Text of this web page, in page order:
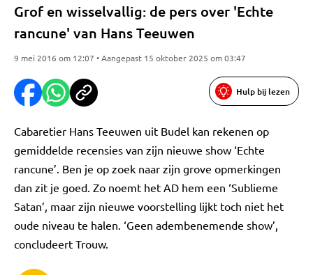
Grof en wisselvallig: de pers over 'Echte
rancune' van Hans Teeuwen
9 mei 2016 om 12:07 • Aangepast 15 oktober 2025 om 03:47
Hulp bij lezen
Cabaretier Hans Teeuwen uit Budel kan rekenen op
gemiddelde recensies van zijn nieuwe show ‘Echte
rancune’. Ben je op zoek naar zijn grove opmerkingen
dan zit je goed. Zo noemt het AD hem een ‘Sublieme
Satan’, maar zijn nieuwe voorstelling lijkt toch niet het
oude niveau te halen. ‘Geen adembenemende show’,
concludeert Trouw.